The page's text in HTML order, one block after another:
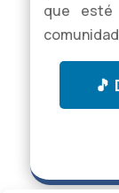
que esté
🎵